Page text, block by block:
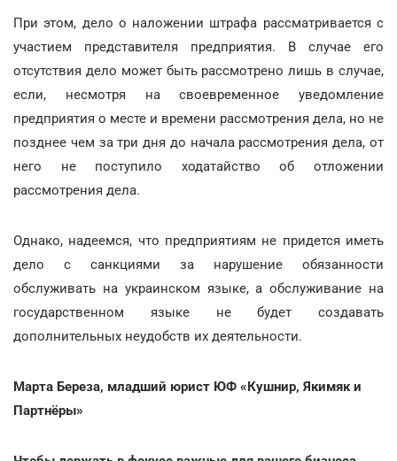
При этом, дело о наложении штрафа рассматривается с
участием представителя предприятия. В случае его
отсутствия дело может быть рассмотрено лишь в случае,
если, несмотря на своевременное уведомление
предприятия о месте и времени рассмотрения дела, но не
позднее чем за три дня до начала рассмотрения дела, от
него не поступило ходатайство об отложении
рассмотрения дела.
Однако, надеемся, что предприятиям не придется иметь
дело с санкциями за нарушение обязанности
обслуживать на украинском языке, а обслуживание на
государственном языке не будет создавать
дополнительных неудобств их деятельности.
Марта Береза, младший юрист ЮФ «Кушнир, Якимяк и
Партнёры»